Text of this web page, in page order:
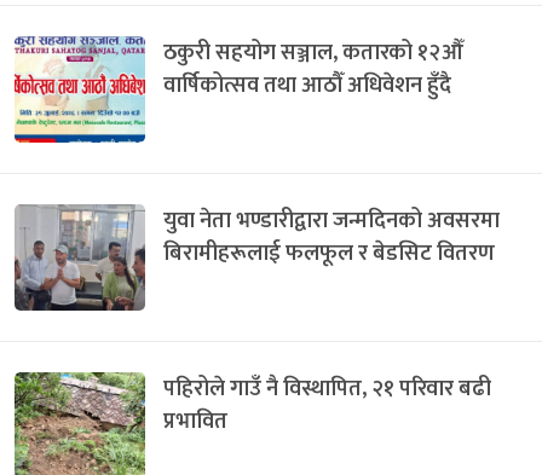
ठकुरी सहयोग सञ्जाल, कतारको १२औँ
वार्षिकोत्सव तथा आठौँ अधिवेशन हुँदै
युवा नेता भण्डारीद्वारा जन्मदिनको अवसरमा
बिरामीहरूलाई फलफूल र बेडसिट वितरण
पहिरोले गाउँ नै विस्थापित, २१ परिवार बढी
प्रभावित